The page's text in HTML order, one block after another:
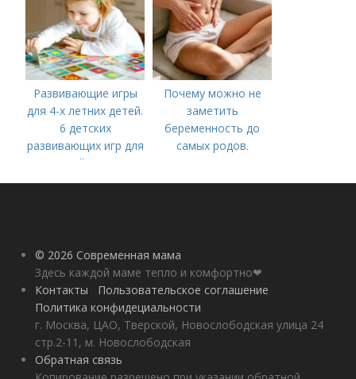
карантина?»
Развивающие игры
для 4-х летних детей.
6 детских
развивающих игр для
детей 4 лет
Почему можно не
заметить
беременность до
самых родов.
беременность: что
© 2026 Современная мама
Здесь каждой маме тепло и комфортно❤
Контакты
Пользовательское соглашение
Политика конфидециальности
г. Москва, ЦАО, Тверской, Новослободская улица 24
стр.2-11, м. Новослободская
Обратная связь